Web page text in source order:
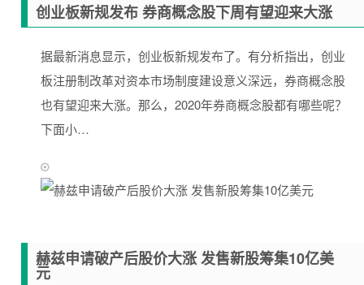
创业板新规发布 券商概念股下周有望迎来大涨
据最新消息显示，创业板新规发布了。有分析指出，创业
板注册制改革对资本市场制度建设意义深远，券商概念股
也有望迎来大涨。那么，2020年券商概念股都有哪些呢？
下面小…
赫兹申请破产后股价大涨 发售新股筹集10亿美
元